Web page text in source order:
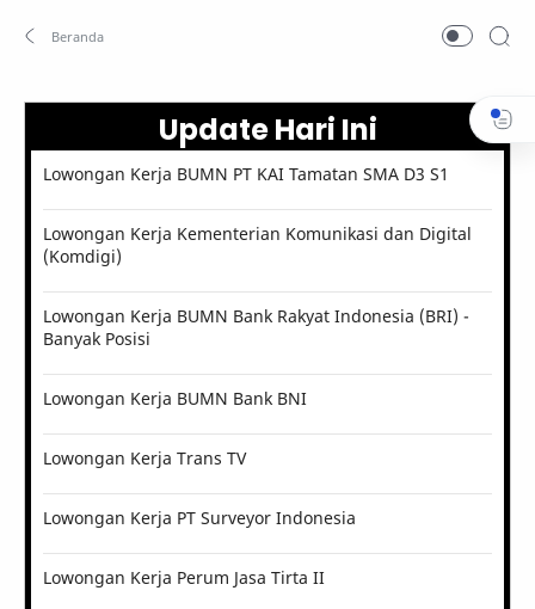
Update Hari Ini
Lowongan Kerja BUMN PT KAI Tamatan SMA D3 S1
Lowongan Kerja Kementerian Komunikasi dan Digital
(Komdigi)
Lowongan Kerja BUMN Bank Rakyat Indonesia (BRI) -
Banyak Posisi
Lowongan Kerja BUMN Bank BNI
Lowongan Kerja Trans TV
Lowongan Kerja PT Surveyor Indonesia
Lowongan Kerja Perum Jasa Tirta II